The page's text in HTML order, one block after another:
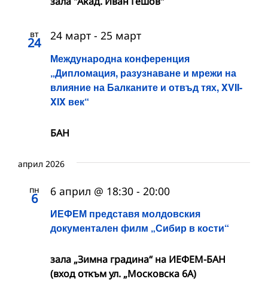
вт
24
Международна конференция
„Дипломация, разузнаване и мрежи на
влияние на Балканите и отвъд тях, XVII-
XIX век“
24 март - 25 март
БАН
април 2026
пн
6
ИЕФЕМ представя молдовския
документален филм „Сибир в кости“
6 април @ 18:30 - 20:00
зала „Зимна градина“ на ИЕФЕМ-БАН
(вход откъм ул. „Московска 6А)